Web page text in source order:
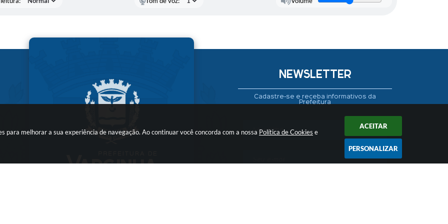
para melhorar a sua experiência de navegação. Ao continuar você concorda com a nossa Política de Cookies e
ACEITAR
PERSONALIZAR
NEWSLETTER
Cadastre-se e receba informativos da
Prefeitura